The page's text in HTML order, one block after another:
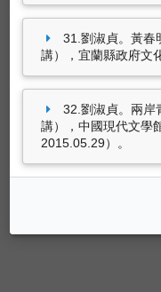
31.劉淑貞。黃春
講），宜蘭縣政府文
32.劉淑貞。兩岸
講），中國現代文學
2015.05.29）。